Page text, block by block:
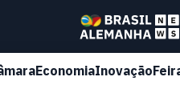
EconomiaInovação